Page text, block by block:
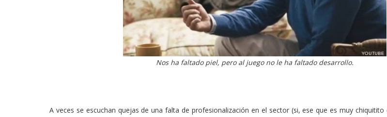
Nos ha faltado piel, pero al juego no le ha faltado desarrollo.
A veces se escuchan quejas de una falta de profesionalización en el sector (si, ese que es muy chiquitito